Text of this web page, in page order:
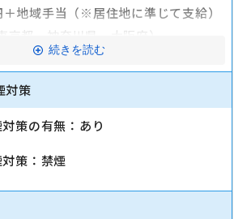
地域手当（※居住地に準じて支給）
京都、神奈川県、大阪府）
玉県、千葉県）
県、栃木県、群馬県、愛知県、兵庫
県、山梨県）
）
与・年4回
万円迄）
続きを読む
対策
策の有無：あり
策：禁煙